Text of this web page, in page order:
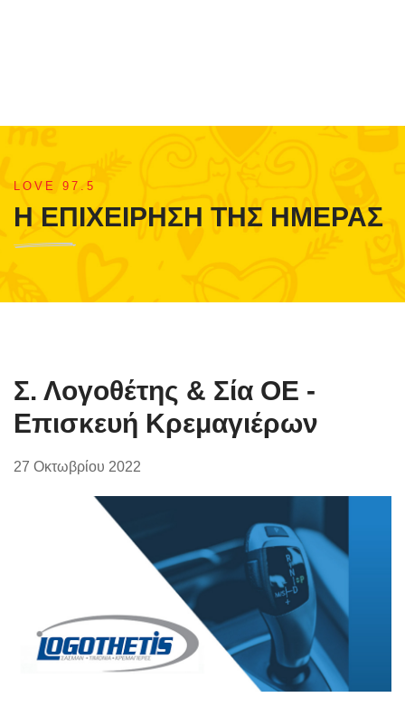
LOVE 97.5
Η ΕΠΙΧΕΙΡΗΣΗ ΤΗΣ ΗΜΕΡΑΣ
Σ. Λογοθέτης & Σία ΟΕ -
Επισκευή Κρεμαγιέρων
27 Οκτωβρίου 2022